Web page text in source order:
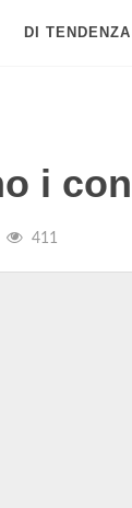
DI TENDENZA
i
411